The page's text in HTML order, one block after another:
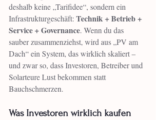
deshalb keine „Tarifidee“, sondern ein
Infrastrukturgeschäft: Technik + Betrieb +
Service + Governance. Wenn du das
sauber zusammenziehst, wird aus „PV am
Dach“ ein System, das wirklich skaliert –
und zwar so, dass Investoren, Betreiber und
Solarteure Lust bekommen statt
Bauchschmerzen.
Was Investoren wirklich kaufen